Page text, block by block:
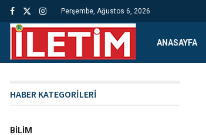
Perşembe, Ağustos 6, 2026
ANASAYFA
HABER KATEGORİLERİ
BILIM